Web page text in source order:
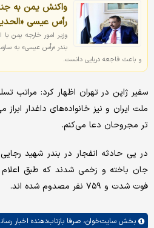
واکنش یمن به
رأس عیسی
وزیر امور خارجه یمن با
بندر «رأس عیسی» به
و باعث فاجعه دریایی دانست.
سفیر ژاپن در تهران اظهار کرد: مراتب
ملت ایران و نیز خانواده‌های داغدار
تر مجروحان دعا می‌کنم.
در پی حادثه انفجار در بندر شهید
فوت شدت و ۷۵۹ نفر مصدوم شده اند.
بخش سایت‌خوان، صرفا بازتاب‌دهنده اخبار